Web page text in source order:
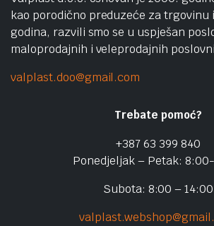
kao porodično preduzeće za trgovinu
godina, razvili smo se u uspješan
maloprodajnih i veleprodajnih
valplast.doo@gmail.com
Trebate pomoć?
+387 63 399 840
Ponedjeljak – Petak:
Subota: 8:00 – 14:00